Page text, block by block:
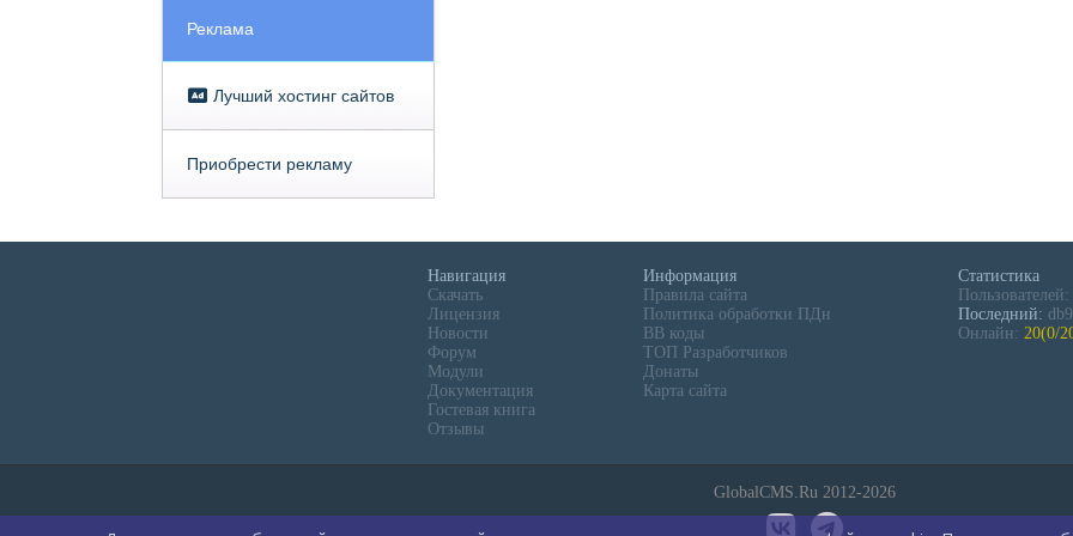
Реклама
Лучший хостинг сайтов
Приобрести рекламу
Навигация
Скачать
Лицензия
Новости
Форум
Модули
Документация
Гостевая книга
Отзывы
Информация
Правила сайта
Политика обработки ПДн
BB коды
ТОП Разработчиков
Донаты
Карта сайта
Статистика
Пользователей:
Последний:
Онлайн: 20(0/
GlobalCMS.Ru 2012-2026